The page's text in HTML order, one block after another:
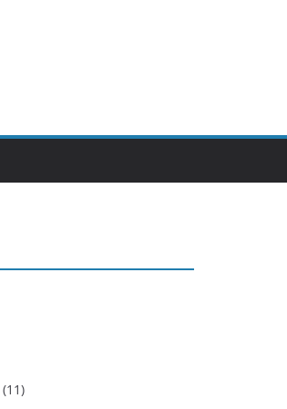
(11)